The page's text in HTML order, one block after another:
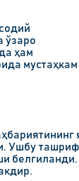
ўзаро
ҳам
мустаҳкам
Ушбу ташриф
белгиланди.